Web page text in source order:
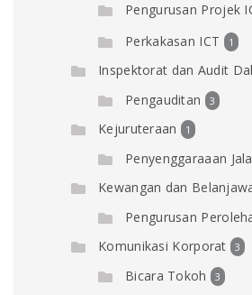
Pengurusan Projek
Perkakasan ICT 1
Inspektorat dan Audit
Pengauditan 3
Kejuruteraan 1
Penyenggaraaan
Kewangan dan
Pengurusan
Komunikasi Korporat 3
Bicara Tokoh 3